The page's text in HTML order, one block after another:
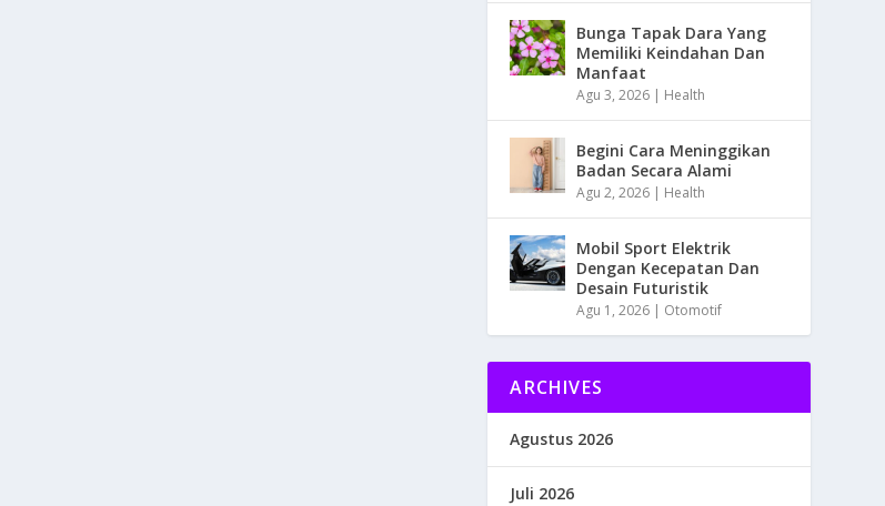
Bunga Tapak Dara Yang
Memiliki Keindahan Dan
Manfaat
Agu 3, 2026 | Health
Begini Cara Meninggikan
Badan Secara Alami
Agu 2, 2026 | Health
Mobil Sport Elektrik
Dengan Kecepatan Dan
Desain Futuristik
Agu 1, 2026 | Otomotif
ARCHIVES
Agustus 2026
Juli 2026